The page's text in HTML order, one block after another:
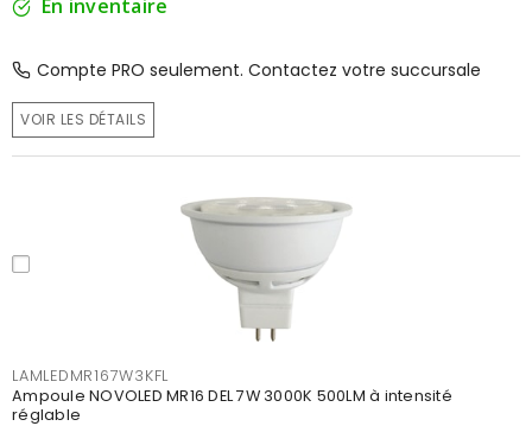
En inventaire
Compte PRO seulement. Contactez votre succursale
VOIR LES DÉTAILS
LAMLEDMR167W3KFL
Ampoule NOVOLED MR16 DEL 7W 3000K 500LM à intensité
réglable